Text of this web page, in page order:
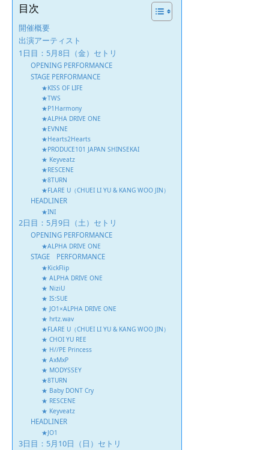
目次
開催概要
出演アーティスト
1日目：5月8日（金）セトリ
OPENING PERFORMANCE
STAGE PERFORMANCE
★KISS OF LIFE
★TWS
★P1Harmony
★ALPHA DRIVE ONE
★EVNNE
★Hearts2Hearts
★PRODUCE101 JAPAN SHINSEKAI
★ Keyveatz
★RESCENE
★8TURN
★FLARE U（CHUEI LI YU & KANG WOO JIN）
HEADLINER
★INI
2日目：5月9日（土）セトリ
OPENING PERFORMANCE
★ALPHA DRIVE ONE
STAGE PERFORMANCE
★KickFlip
★ ALPHA DRIVE ONE
★ NiziU
★ IS:SUE
★ JO1×ALPHA DRIVE ONE
★ hrtz.wav
★FLARE U（CHUEI LI YU & KANG WOO JIN）
★ CHOI YU REE
★ H//PE Princess
★ AxMxP
★ MODYSSEY
★8TURN
★ Baby DONT Cry
★ RESCENE
★ Keyveatz
HEADLINER
★JO1
3日目：5月10日（日）セトリ